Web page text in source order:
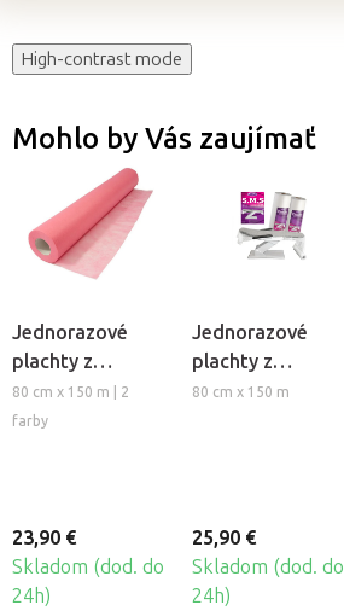
High-contrast mode
Mohlo by Vás zaujímať
Jednorazové
plachty z
netkanej textílie
Beautyfor®
80 cm x 150 m | 2
farby
23,90 €
Skladom (dod. do
24h)
Jednorazové
plachty z
netkanej textílie
80 cm x 150 m
25,90 €
Skladom (dod. do
24h)